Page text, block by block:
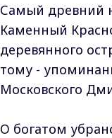
Самый древний
Каменный
деревянного
тому -
Московского
О богатом